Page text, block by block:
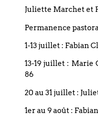
Juliette Marchet et
Permanence
1-13 juillet : Fabian
13-19 juillet : Marie
86
20 au 31 juillet :
1er au 9 août :